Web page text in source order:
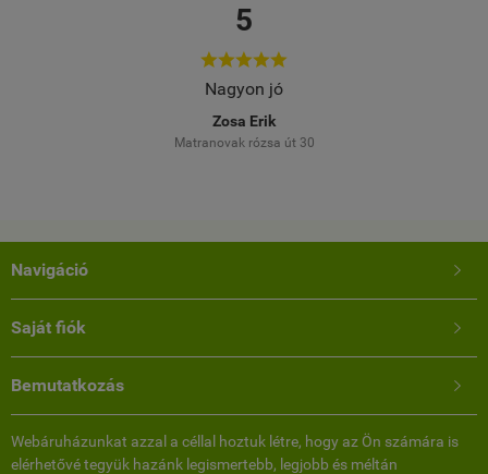
5

Nagyon jó
Zosa Erik
Matranovak rózsa út 30
Navigáció 
Saját fiók 
Bemutatkozás 
Webáruházunkat azzal a céllal hoztuk létre, hogy az Ön számára is
elérhetővé tegyük hazánk legismertebb, legjobb és méltán